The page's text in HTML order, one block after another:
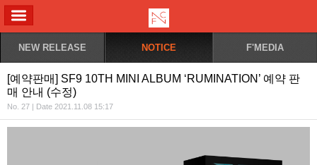
NEW RELEASE NOTICE F'MEDIA
[예약판매] SF9 10TH MINI ALBUM ‘RUMINATION’ 예약 판
매 안내 (수정)
No. 27 | Date 2021.11.08 15:17